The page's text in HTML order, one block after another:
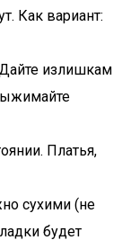
Как вариант:
излишкам
Платья,
сухими (не
будет